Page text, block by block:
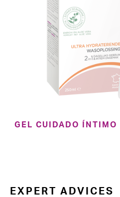
GEL CUIDADO ÍNTIMO
EXPERT ADVICES